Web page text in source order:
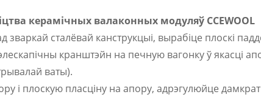
керамічных валаконных модуляў CCEWOOL
зваркай сталёвай канструкцыі, вырабіце плоскі
кранштэйн на печную вагонку ў якасці
ваты).
і плоскую пласціну на апору, адрэгулюйце